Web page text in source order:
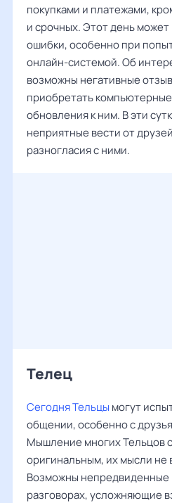
покупками и платежами,
и срочных. Этот день
ошибки, особенно при
онлайн-системой. Об
возможны негативные
приобретать
обновления к ним. В эти
неприятные вести от
разногласия с ними.
Телец
Сегодня Тельцы могут
общении, особенно с
Мышление многих Тельцов
оригинальным, их мысли не
Возможны непредвиденные
разговорах, усложняющие